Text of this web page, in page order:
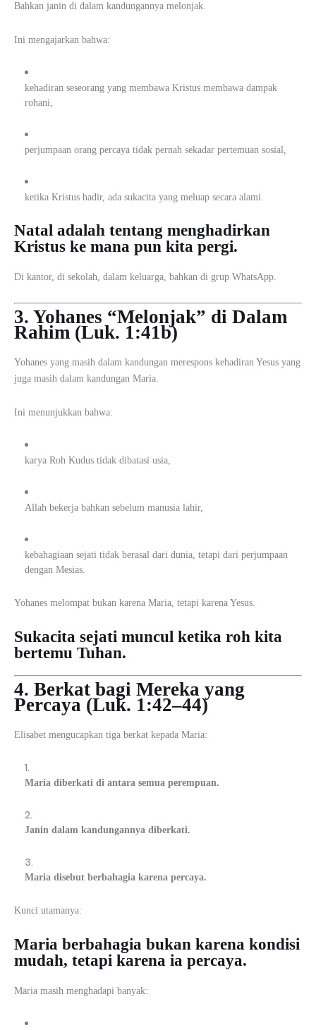
Bahkan janin di dalam kandungannya melonjak.
Ini mengajarkan bahwa:
kehadiran seseorang yang membawa Kristus membawa dampak
rohani,
perjumpaan orang percaya tidak pernah sekadar pertemuan sosial,
ketika Kristus hadir, ada sukacita yang meluap secara alami.
Natal adalah tentang menghadirkan
Kristus ke mana pun kita pergi.
Di kantor, di sekolah, dalam keluarga, bahkan di grup WhatsApp.
3. Yohanes “Melonjak” di Dalam
Rahim (Luk. 1:41b)
Yohanes yang masih dalam kandungan merespons kehadiran Yesus yang
juga masih dalam kandungan Maria.
Ini menunjukkan bahwa:
karya Roh Kudus tidak dibatasi usia,
Allah bekerja bahkan sebelum manusia lahir,
kebahagiaan sejati tidak berasal dari dunia, tetapi dari perjumpaan
dengan Mesias.
Yohanes melompat bukan karena Maria, tetapi karena Yesus.
Sukacita sejati muncul ketika roh kita
bertemu Tuhan.
4. Berkat bagi Mereka yang
Percaya (Luk. 1:42–44)
Elisabet mengucapkan tiga berkat kepada Maria:
Maria diberkati di antara semua perempuan.
Janin dalam kandungannya diberkati.
Maria disebut berbahagia karena percaya.
Kunci utamanya:
Maria berbahagia bukan karena kondisi
mudah, tetapi karena ia percaya.
Maria masih menghadapi banyak: